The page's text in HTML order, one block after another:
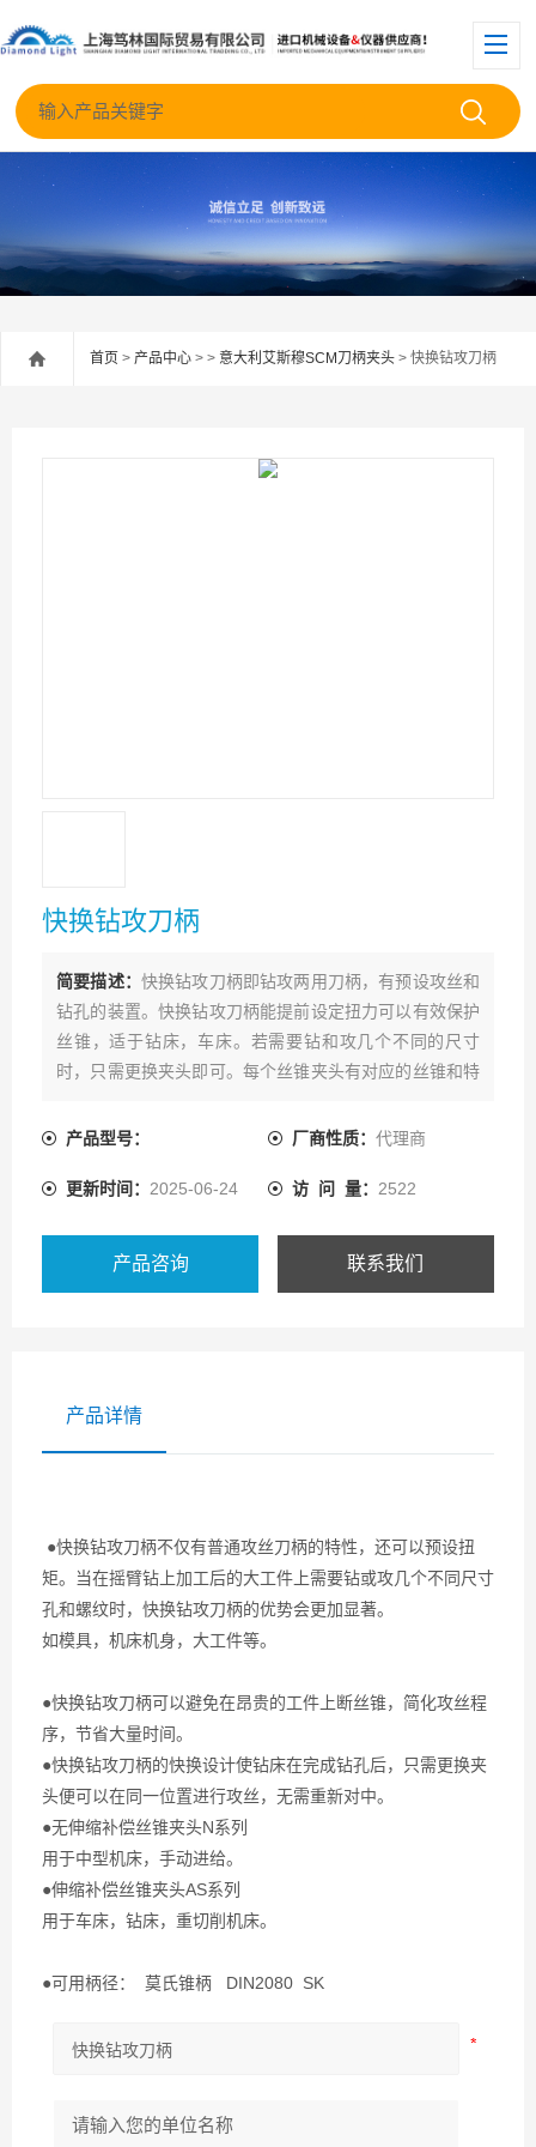
首页 > 产品中心 > > 意大利艾斯穆SCM刀柄夹头 > 快换钻攻刀柄
快换钻攻刀柄
简要描述： 快换钻攻刀柄即钻攻两用刀柄，有预设攻丝和
钻孔的装置。快换钻攻刀柄能提前设定扭力可以有效保护
丝锥，适于钻床，车床。若需要钻和攻几个不同的尺寸
时，只需更换夹头即可。每个丝锥夹头有对应的丝锥和特
时不会断裂，如攻盲孔，小孔，坚硬或粘性大的材料，丝
产品型号： 厂商性质： 代理商
更新时间： 2025-06-24 访 问 量： 2522
产品咨询 联系我们
产品详情
●快换钻攻刀柄不仅有普通攻丝刀柄的特性，还可以预设扭
矩。当在摇臂钻上加工后的大工件上需要钻或攻几个不同尺寸
孔和螺纹时，快换钻攻刀柄的优势会更加显著。
如模具，机床机身，大工件等。
●快换钻攻刀柄可以避免在昂贵的工件上断丝锥，简化攻丝程
序，节省大量时间。
●快换钻攻刀柄的快换设计使钻床在完成钻孔后，只需更换夹
头便可以在同一位置进行攻丝，无需重新对中。
●无伸缩补偿丝锥夹头N系列
用于中型机床，手动进给。
●伸缩补偿丝锥夹头AS系列
用于车床，钻床，重切削机床。
●可用柄径： 莫氏锥柄 DIN2080 SK